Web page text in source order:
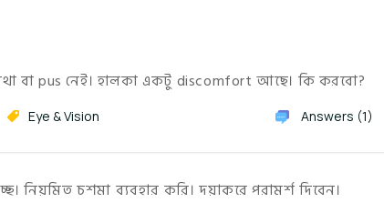
বা pus নেই। হালকা একটু discomfort আছে। কি করবো?
Eye & Vision Answers (1)
চশমা ব্যবহার করি। দয়াকরে পরামর্শ দিবেন।